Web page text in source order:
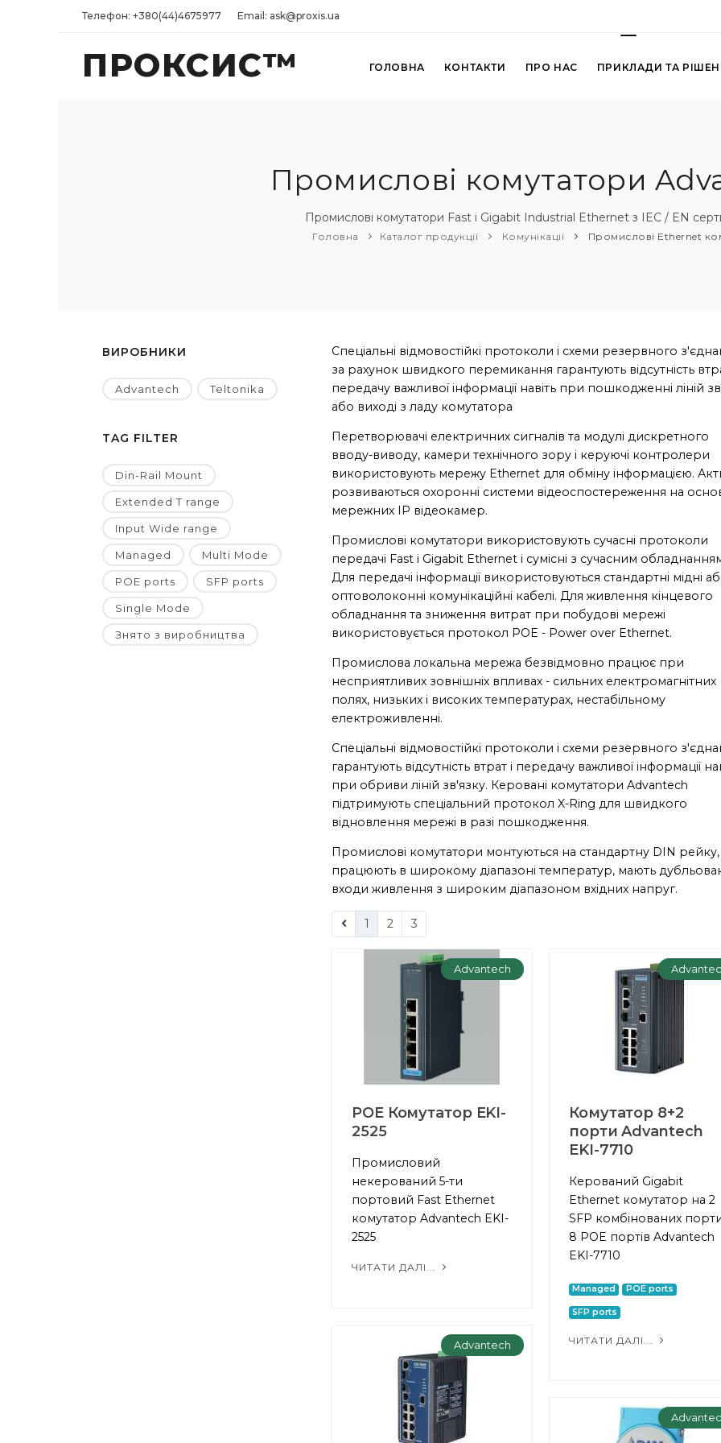
Телефон: +380(44)4675977 Email: ask@proxis.ua
ПРОКСИС™ ГОЛОВНА КОНТАКТИ ПРО НАС ПРИКЛАДИ ТА
Промислові комутатори
Промислові комутатори Fast і Gigabit Industrial Ethernet з IEC / EN
Головна Каталог продукції Комунікації Промислові Ethernet
ВИРОБНИКИ
Advantech Teltonika
TAG FILTER
Din-Rail Mount
Extended T range
Input Wide range
Managed Multi Mode
POE ports SFP ports
Single Mode
Знято з виробництва
Спеціальні відмовостійкі протоколи і схеми резервного
за рахунок швидкого перемикання гарантують відсутність
передачу важливої ​​інформації навіть при пошкодженні ліній
або виході з ладу комутатора
Перетворювачі електричних сигналів та модулі дискретного
вводу-виводу, камери технічного зору і керуючі контролери
використовують мережу Ethernet для обміну інформацією.
розвиваються охоронні системи відеоспостереження на
мережних IP відеокамер.
Промислові комутатори використовують сучасні протоколи
передачі Fast і Gigabit Ethernet і сумісні з сучасним
Для передачі інформації використовуються стандартні мідні
оптоволоконні комунікаційні кабелі. Для живлення кінцевого
обладнання та зниження витрат при побудові мережі
використовується протокол POE - Power over Ethernet.
Промислова локальна мережа безвідмовно працює при
несприятливих зовнішніх впливах - сильних електромагнітних
полях, низьких і високих температурах, нестабільному
електроживленні.
Спеціальні відмовостійкі протоколи і схеми резервного
гарантують відсутність втрат і передачу важливої ​​інформації
при обриви ліній зв'язку. Керовані комутатори Advantech
підтримують спеціальний протокол X-Ring для швидкого
відновлення мережі в разі пошкодження.
Промислові комутатори монтуються на стандартну DIN рейку,
працюють в широкому діапазоні температур, мають
входи живлення з широким діапазоном вхідних напруг.
1 2 3
Advantech
POE Комутатор EKI-
2525
Промисловий
некерований 5-ти
портовий Fast Ethernet
комутатор Advantech EKI-
2525
ЧИТАТИ ДАЛІ...
Комутатор 8+2
порти Advantech
EKI-7710
Керований Gigabit
Ethernet комутатор на 2
SFP комбінованих порти
8 POE портів Advantech
EKI-7710
Managed POE ports
SFP ports
ЧИТАТИ ДАЛІ...
Advantech